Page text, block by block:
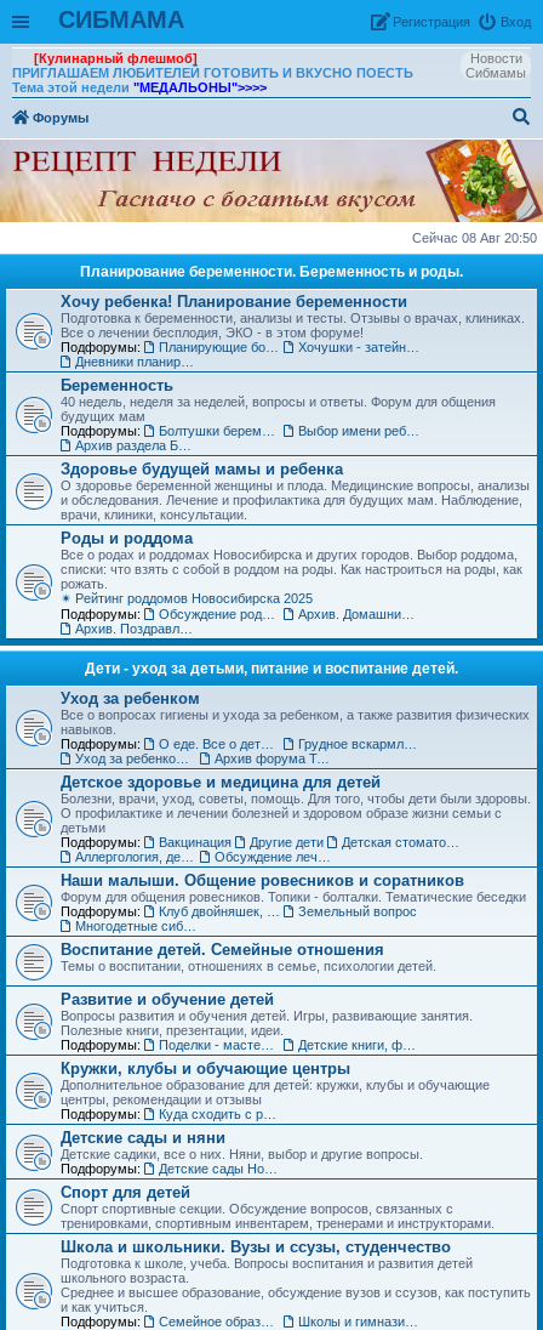
СИБМАМА Вход
Рeгиcтpaция
Новости
Сибмамы
[Кулинарный флешмоб]
ПРИГЛАШАЕМ ЛЮБИТЕЛЕЙ ГОТОВИТЬ И ВКУСНО ПОЕСТЬ
Тема этой недели "МЕДАЛЬОНЫ">>>>
Форумы
ск
Сейчас 08 Авг 20:50
Планирование беременности. Беременность и роды.
Хочу ребенка! Планирование беременности
Подготовка к беременности, анализы и тесты. Отзывы о врачах, клиниках.
Все о лечении бесплодия, ЭКО - в этом форуме!
Подфорумы:
Беременность
40 недель, неделя за неделей, вопросы и ответы. Форум для общения
будущих мам
Подфорумы:
Здоровье будущей мамы и ребенка
О здоровье беременной женщины и плода. Медицинские вопросы, анализы
и обследования. Лечение и профилактика для будущих мам. Наблюдение,
врачи, клиники, консультации.
Роды и роддома
Все о родах и роддомах Новосибирска и других городов. Выбор роддома,
списки: что взять с собой в роддом на роды. Как настроиться на роды, как
рожать.
✴ Рейтинг роддомов Новосибирска 2025
Подфорумы:
Дети - уход за детьми, питание и воспитание детей.
Уход за ребенком
Все о вопросах гигиены и ухода за ребенком, а также развития физических
навыков.
Подфорумы:
Архив форума Товары для детей
Детское здоровье и медицина для детей
Болезни, врачи, уход, советы, помощь. Для того, чтобы дети были здоровы.
О профилактике и лечении болезней и здоровом образе жизни семьи с
детьми
Подфорумы:
Вакцинация Другие дети
Наши малыши. Общение ровесников и соратников
Форум для общения ровесников. Топики - болталки. Тематические беседки
Подфорумы:
Земельный вопрос
Воспитание детей. Семейные отношения
Темы о воспитании, отношениях в семье, психологии детей.
Развитие и обучение детей
Вопросы развития и обучения детей. Игры, развивающие занятия.
Полезные книги, презентации, идеи.
Подфорумы:
Кружки, клубы и обучающие центры
Дополнительное образование для детей: кружки, клубы и обучающие
центры, рекомендации и отзывы
Подфорумы:
Детские сады и няни
Детские садики, все о них. Няни, выбор и другие вопросы.
Подфорумы:
Спорт для детей
Спорт спортивные секции. Обсуждение вопросов, связанных с
тренировками, спортивным инвентарем, тренерами и инструкторами.
Школа и школьники. Вузы и ссузы, студенчество
Подготовка к школе, учеба. Вопросы воспитания и развития детей
школьного возраста.
Среднее и высшее образование, обсуждение вузов и ссузов, как поступить
и как учиться.
Подфорумы: